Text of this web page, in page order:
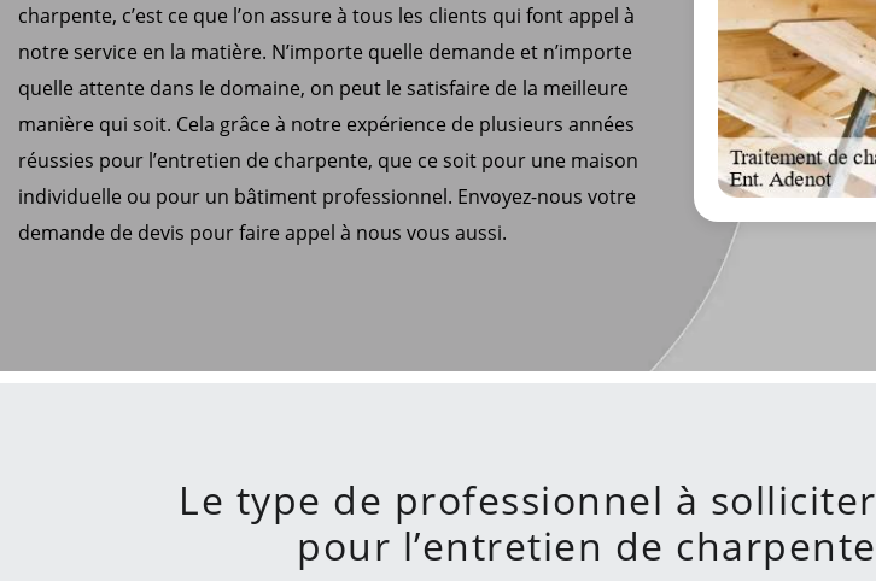
charpente, c’est ce que l’on assure à tous les clients qui font appel à
notre service en la matière. N’importe quelle demande et n’importe
quelle attente dans le domaine, on peut le satisfaire de la meilleure
manière qui soit. Cela grâce à notre expérience de plusieurs années
réussies pour l’entretien de charpente, que ce soit pour une maison
individuelle ou pour un bâtiment professionnel. Envoyez-nous votre
demande de devis pour faire appel à nous vous aussi.
Le type de professionnel à solliciter
pour l’entretien de charpente